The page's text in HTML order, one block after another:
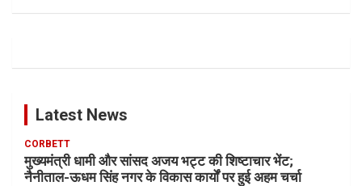
Latest News
CORBETT
मुख्यमंत्री धामी और सांसद अजय भट्ट की शिष्टाचार भेंट;
नैनीताल-ऊधम सिंह नगर के विकास कार्यों पर हुई अहम चर्चा